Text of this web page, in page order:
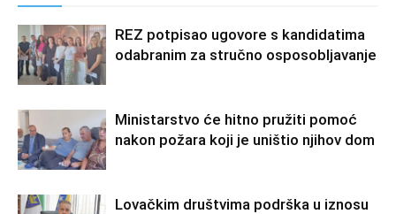
REZ potpisao ugovore s kandidatima
odabranim za stručno osposobljavanje
Ministarstvo će hitno pružiti pomoć
nakon požara koji je uništio njihov dom
Lovačkim društvima podrška u iznosu